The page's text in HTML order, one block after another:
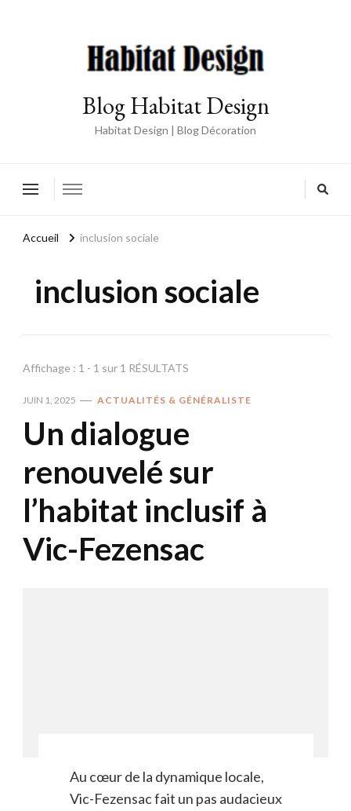
Blog Habitat Design
Habitat Design | Blog Décoration
Accueil inclusion sociale
inclusion sociale
Affichage : 1 - 1 sur 1 RÉSULTATS
JUIN 1, 2025 ACTUALITÉS & GÉNÉRALISTE
Un dialogue
renouvelé sur
l’habitat inclusif à
Vic-Fezensac
Au cœur de la dynamique locale,
Vic-Fezensac fait un pas audacieux